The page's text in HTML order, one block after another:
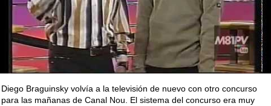
Diego Braguinsky volvía a la televisión de nuevo con otro concurso
para las mañanas de Canal Nou. El sistema del concurso era muy